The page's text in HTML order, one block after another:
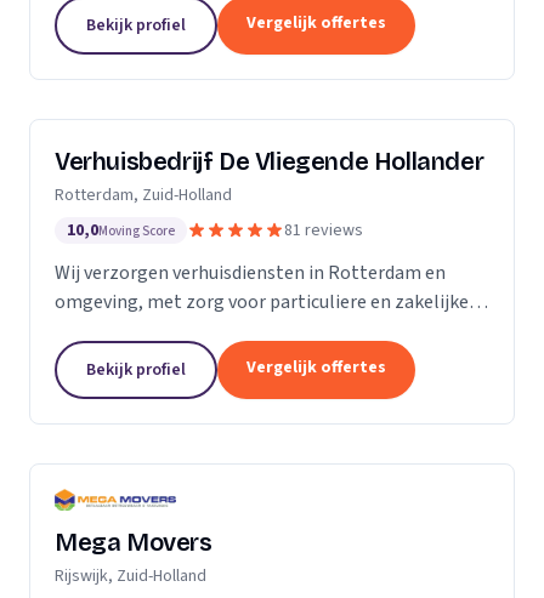
klanten geholpen door heel Nederland.
Bekijk profiel Vergelijk offertes
Verhuisbedrijf De Vliegende Hollander
Rotterdam, Zuid-Holland
10,0Moving Score 81 reviews
Wij verzorgen verhuisdiensten in Rotterdam en
omgeving, met zorg voor particuliere en zakelijke
Bekijk profiel Vergelijk offertes
Mega Movers
Rijswijk, Zuid-Holland